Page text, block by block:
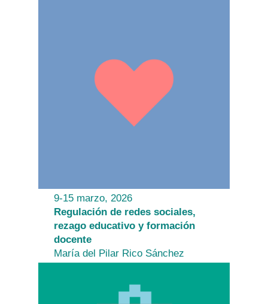
9-15 marzo, 2026
Regulación de redes sociales,
rezago educativo y formación
docente
María del Pilar Rico Sánchez